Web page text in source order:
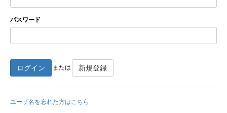
パスワード
ログイン または 新規登録
ユーザ名を忘れた方はこちら